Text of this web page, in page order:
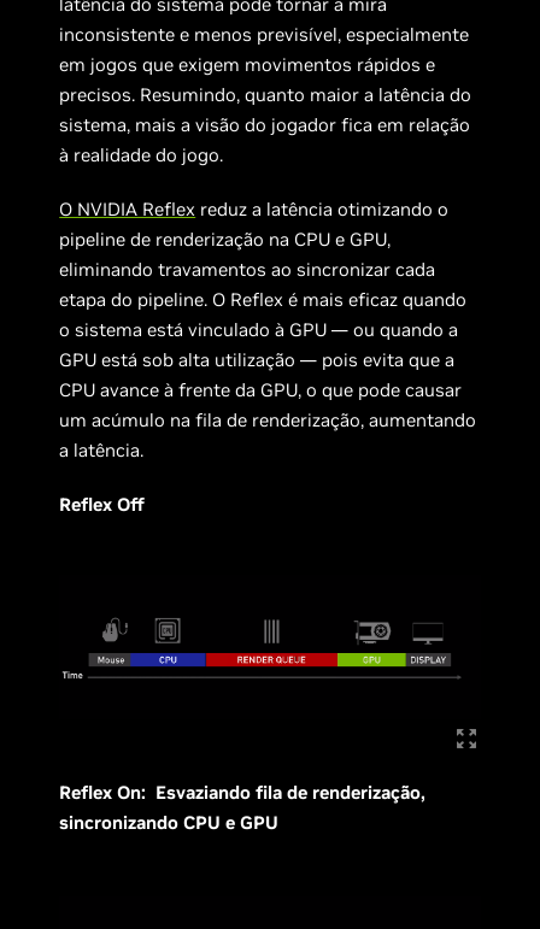
latência do sistema pode tornar a mira
inconsistente e menos previsível, especialmente
em jogos que exigem movimentos rápidos e
precisos. Resumindo, quanto maior a latência do
sistema, mais a visão do jogador fica em relação
à realidade do jogo.
O NVIDIA Reflex reduz a latência otimizando o
pipeline de renderização na CPU e GPU,
eliminando travamentos ao sincronizar cada
etapa do pipeline. O Reflex é mais eficaz quando
o sistema está vinculado à GPU — ou quando a
GPU está sob alta utilização — pois evita que a
CPU avance à frente da GPU, o que pode causar
um acúmulo na fila de renderização, aumentando
a latência.
Reflex Off
Reflex On: Esvaziando fila de renderização,
sincronizando CPU e GPU